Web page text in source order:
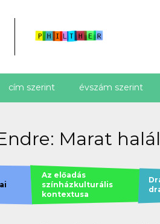
cím szerint évszám szerint
Marat
Az előadás
színházkulturális
kontextusa